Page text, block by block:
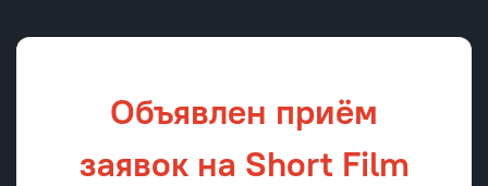
Объявлен приём
заявок на Short Film